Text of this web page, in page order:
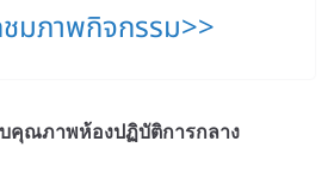
มภาพกิจกรรม>>
คุณภาพห้องปฏิบัติการกลาง